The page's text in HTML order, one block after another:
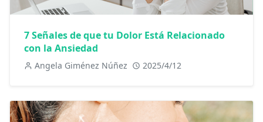
7 Señales de que tu Dolor Está Relacionado
con la Ansiedad
Angela Giménez Núñez 2025/4/12